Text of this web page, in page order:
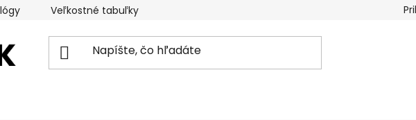
Veľkostné tabuľky